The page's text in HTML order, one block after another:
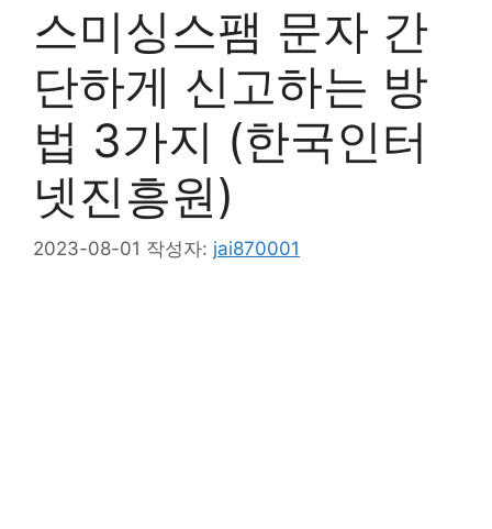
스미싱스팸 문자 간
단하게 신고하는 방
법 3가지 (한국인터
넷진흥원)
2023-08-01 작성자: jai870001